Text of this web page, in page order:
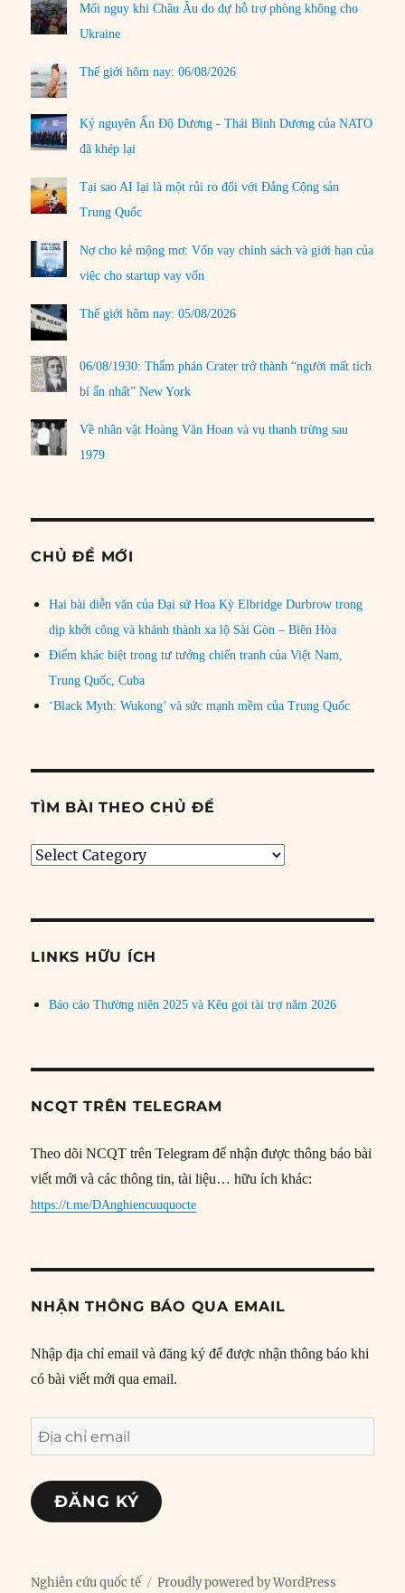
Mối nguy khi Châu Âu do dự hỗ trợ phòng không cho
Ukraine
Thế giới hôm nay: 06/08/2026
Kỷ nguyên Ấn Độ Dương - Thái Bình Dương của NATO
đã khép lại
Tại sao AI lại là một rủi ro đối với Đảng Cộng sản
Trung Quốc
Nợ cho kẻ mộng mơ: Vốn vay chính sách và giới hạn của
việc cho startup vay vốn
Thế giới hôm nay: 05/08/2026
06/08/1930: Thẩm phán Crater trở thành “người mất tích
bí ẩn nhất” New York
Về nhân vật Hoàng Văn Hoan và vụ thanh trừng sau
1979
CHỦ ĐỀ MỚI
Hai bài diễn văn của Đại sứ Hoa Kỳ Elbridge Durbrow trong
dịp khởi công và khánh thành xa lộ Sài Gòn – Biên Hòa
Điểm khác biệt trong tư tưởng chiến tranh của Việt Nam,
Trung Quốc, Cuba
‘Black Myth: Wukong’ và sức mạnh mềm của Trung Quốc
TÌM BÀI THEO CHỦ ĐỀ
Tìm
đề
LINKS HỮU ÍCH
Báo cáo Thường niên 2025 và Kêu gọi tài trợ năm 2026
NCQT TRÊN TELEGRAM
Theo dõi NCQT trên Telegram để nhận được thông báo bài
viết mới và các thông tin, tài liệu… hữu ích khác:
https://t.me/DAnghiencuuquocte
NHẬN THÔNG BÁO QUA EMAIL
Nhập địa chỉ email và đăng ký để được nhận thông báo khi
có bài viết mới qua email.
Địa
chỉ
email
ĐĂNG KÝ
Nghiên cứu quốc tế Proudly powered by WordPress